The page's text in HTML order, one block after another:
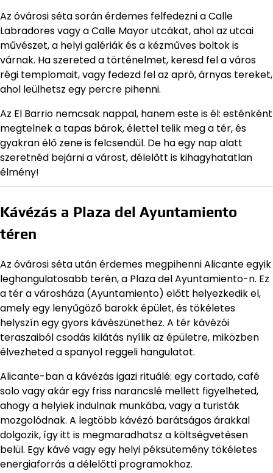
Az óvárosi séta során érdemes felfedezni a Calle
Labradores vagy a Calle Mayor utcákat, ahol az utcai
művészet, a helyi galériák és a kézműves boltok is
várnak. Ha szereted a történelmet, keresd fel a város
régi templomait, vagy fedezd fel az apró, árnyas tereket,
ahol leülhetsz egy percre pihenni.
Az El Barrio nemcsak nappal, hanem este is él: esténként
megtelnek a tapas bárok, élettel telik meg a tér, és
gyakran élő zene is felcsendül. De ha egy nap alatt
szeretnéd bejárni a várost, délelőtt is kihagyhatatlan
élmény!
Kávézás a Plaza del Ayuntamiento
téren
Az óvárosi séta után érdemes megpihenni Alicante egyik
leghangulatosabb terén, a Plaza del Ayuntamiento-n. Ez
a tér a városháza (Ayuntamiento) előtt helyezkedik el,
amely egy lenyűgöző barokk épület, és tökéletes
helyszín egy gyors kávészünethez. A tér kávézói
teraszaiból csodás kilátás nyílik az épületre, miközben
élvezheted a spanyol reggeli hangulatot.
Alicante-ban a kávézás igazi rituálé: egy cortado, café
solo vagy akár egy friss narancslé mellett figyelheted,
ahogy a helyiek indulnak munkába, vagy a turisták
mozgolódnak. A legtöbb kávézó barátságos árakkal
dolgozik, így itt is megmaradhatsz a költségvetésen
belül. Egy kávé vagy egy helyi péksütemény tökéletes
energiaforrás a délelőtti programokhoz.